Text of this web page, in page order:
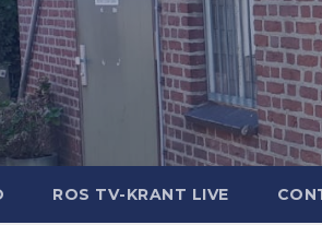
ROS TV-KRANT LIVE